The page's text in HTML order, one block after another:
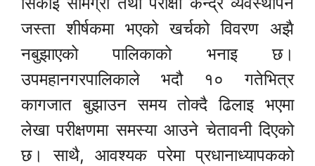
जस्ता शीर्षकमा भएको खर्चको विवरण अझै
नबुझाएको पालिकाको भनाइ छ।
उपमहानगरपालिकाले भदौ १० गतेभित्र
कागजात बुझाउन समय तोक्दै ढिलाइ भएमा
लेखा परीक्षणमा समस्या आउने चेतावनी दिएको
छ। साथै, आवश्यक परेमा प्रधानाध्यापकको